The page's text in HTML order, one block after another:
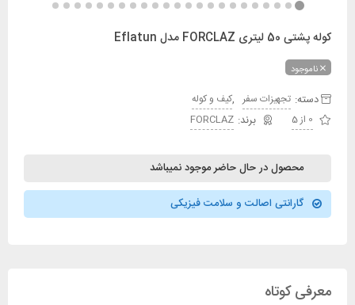
کوله پشتی 50 لیتری FORCLAZ مدل Eflatun
ناموجود
دسته: تجهیزات سفر , کیف و کوله
0 از 5
FORCLAZ
محصول در حال حاضر موجود نمیباشد
گارانتی اصالت و سلامت فیزیکی
معرفی کوتاه